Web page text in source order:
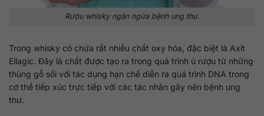
Rượu whisky ngăn ngừa bệnh ung thư.
Trong whisky có chứa rất nhiều chất oxy hóa, đặc biệt là Axit
Ellagic. Đây là chất được tạo ra trong quá trình ủ rượu từ những
thùng gỗ sồi với tác dụng hạn chế diễn ra quá trình DNA trong
cơ thể tiếp xúc trực tiếp với các tác nhân gây nên bệnh ung
thư.